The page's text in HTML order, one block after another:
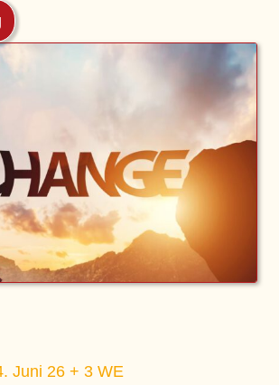
Juni 26 + 3 WE